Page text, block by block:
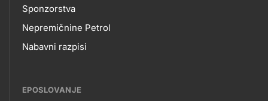
Sponzorstva
Nepremičnine Petrol
Nabavni razpisi
EPOSLOVANJE